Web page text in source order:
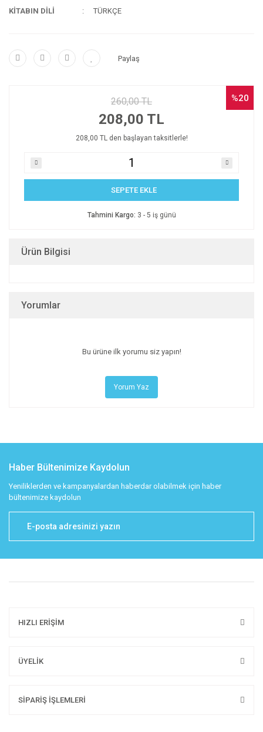
KİTABIN DİLİ
TÜRKÇE
Paylaş
%20
260,00 TL
208,00 TL
208,00 TL den başlayan taksitlerle!
SEPETE EKLE
Tahmini Kargo: 3 - 5 iş günü
Ürün Bilgisi
Yorumlar
Bu ürüne ilk yorumu siz yapın!
Yorum Yaz
Haber Bültenimize Kaydolun
Yeniliklerden ve kampanyalardan haberdar olabilmek için haber
bültenimize kaydolun
HIZLI ERİŞİM
ÜYELİK
SİPARİŞ İŞLEMLERİ